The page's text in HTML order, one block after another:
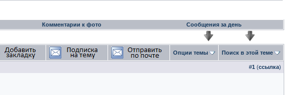
Комментарии к фото Сообщения за день
Опции темы Поиск в этой теме
#1 (ссылка)